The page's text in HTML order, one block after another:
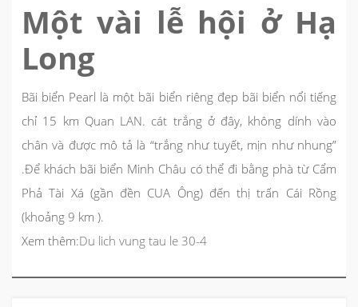
Một vài lễ hội ở Hạ
Long
Bãi biển Pearl là một bãi biển riêng đẹp bãi biển nổi tiếng
chỉ 15 km Quan LAN. cát trắng ở đây, không dính vào
chân và được mô tả là “trắng như tuyết, mịn như nhung”
.Để khách bãi biển Minh Châu có thể đi bằng phà từ Cẩm
Phả Tài Xá (gần đền CUA Ông) đến thị trấn Cái Rồng
(khoảng 9 km ).
Xem thêm:Du lich vung tau le 30-4